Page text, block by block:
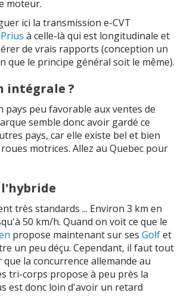
moteur.
ici la transmission e-CVT
Prius à celle-là qui est longitudinale et
de vrais rapports (conception un
que le principe général soit le même).
intégrale ?
pays peu favorable aux ventes de
semble donc avoir gardé ce
pays, car elle existe bel et bien
motrices. Allez au Quebec pour
l'hybride
très standards ... Environ 3 km en
50 km/h. Quand on voit ce que le
propose maintenant sur ses Golfet
un peu déçu. Cependant, il faut tout
la concurrence allemande au
tri-corps propose à peu près la
est donc loin d'avoir un retard